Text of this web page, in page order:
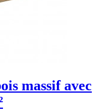
massif avec